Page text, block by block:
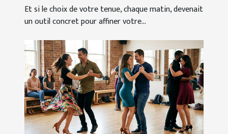
Et si le choix de votre tenue, chaque matin, devenait
un outil concret pour affiner votre...